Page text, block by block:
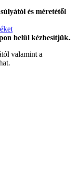
és méretétől
belül kézbesítjük.
valamint a